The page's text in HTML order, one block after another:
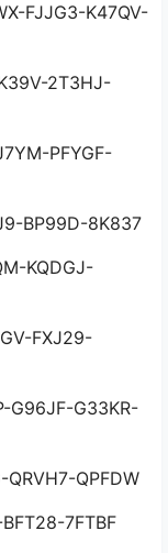
FJJG3-K47QV-
2T3HJ-
PFYGF-
BP99D-8K837
KQDGJ-
FXJ29-
G96JF-G33KR-
QPFDW
7FTBF